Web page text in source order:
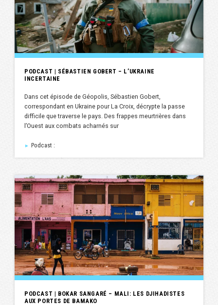
PODCAST | SÉBASTIEN GOBERT – L’UKRAINE
INCERTAINE
Dans cet épisode de Géopolis, Sébastien Gobert,
correspondant en Ukraine pour La Croix, décrypte la passe
difficile que traverse le pays. Des frappes meurtrières dans
l’Ouest aux combats acharnés sur
► Podcast :
PODCAST | BOKAR SANGARÉ – MALI: LES DJIHADISTES
AUX PORTES DE BAMAKO